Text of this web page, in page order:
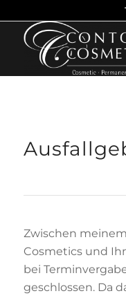
Zwischen
Cosmetics und
bei
geschlossen. Da